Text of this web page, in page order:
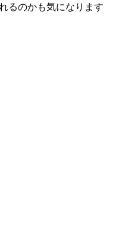
るのかも気になります